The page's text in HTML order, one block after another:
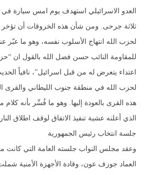
العدو الاسرائيلي استهدف يوم امس سيارة
ثلاثة جرحى. ومن شأن هذه الخروقات أن تؤخر
لحزب الله انتهاج الأسلوب نفسه، وهو ما عبّر
للمقاومة النائب حسن فضل الله بالقول ان
اعتداء يتعرض له من قبل اسرائيل”، نافياً
لحزب الله في منطقة جنوب الليطاني والقرى
هذه القرى بالعودة إليها. وهو ما فُسِّر بأنه
الذي أعلنه عشية تنفيذ الاتفاق لوقف اطلاق
جلسة انتخاب رئيس الجمهورية
وعقد مجلس النواب جلسته العامة التي كانت
العماد جوزف عون، وقادة الأجهزة الأمنية